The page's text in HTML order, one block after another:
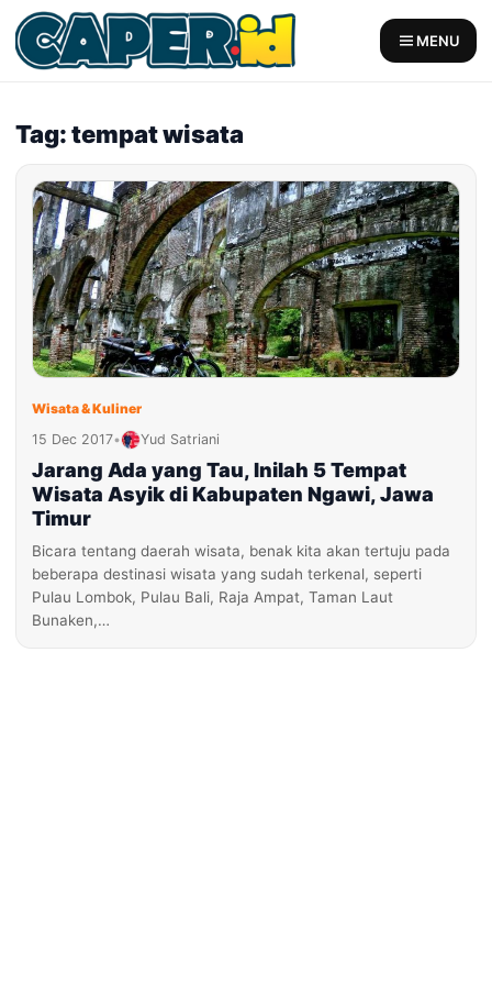
Skip
to
content
MENU
Tag: tempat wisata
Wisata & Kuliner
15 Dec 2017• Yud Satriani
Jarang Ada yang Tau, Inilah 5 Tempat
Wisata Asyik di Kabupaten Ngawi, Jawa
Timur
Bicara tentang daerah wisata, benak kita akan tertuju pada
beberapa destinasi wisata yang sudah terkenal, seperti
Pulau Lombok, Pulau Bali, Raja Ampat, Taman Laut
Bunaken,…